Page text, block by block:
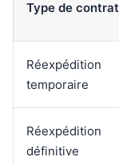
Type de contrat
Réexpédition
temporaire
Réexpédition
définitive